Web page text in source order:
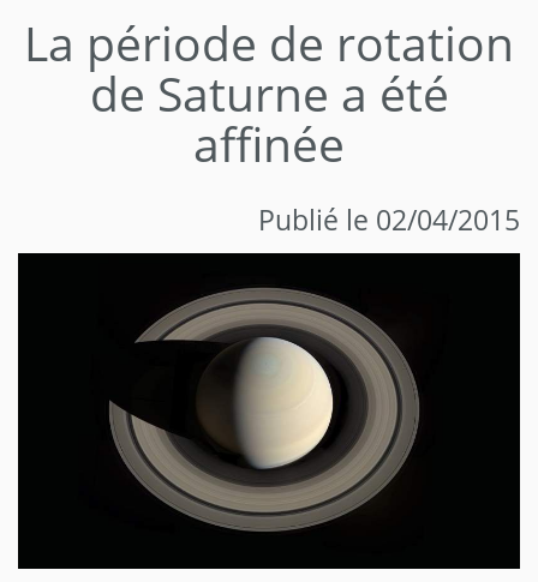
La période de rotation
de Saturne a été
affinée
Publié le 02/04/2015